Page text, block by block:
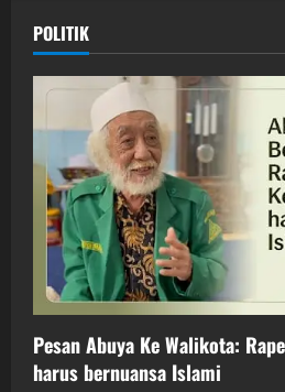
POLITIK
Pesan Abuya Ke Walikota:
harus bernuansa Islami